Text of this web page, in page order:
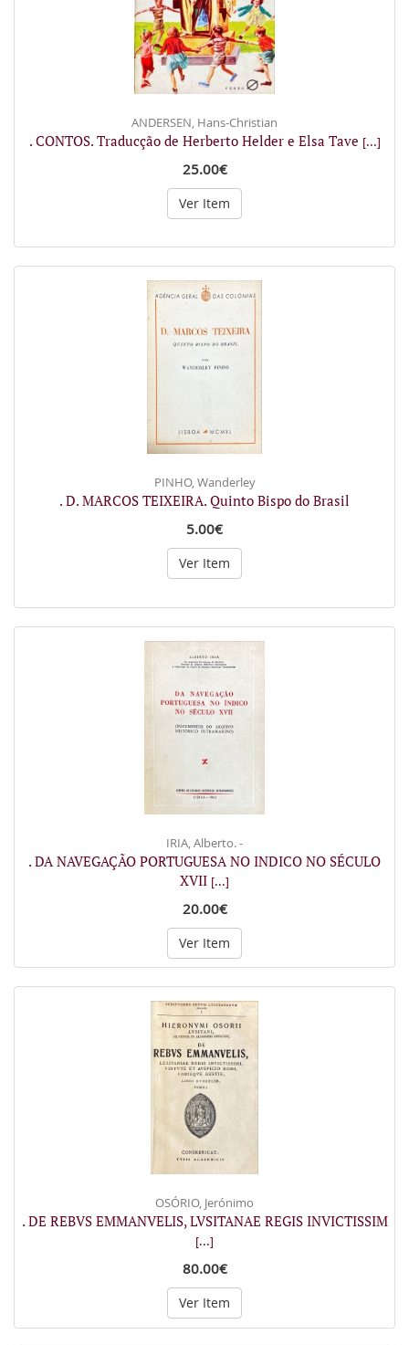
ANDERSEN, Hans-Christian
. CONTOS. Traducção de Herberto Helder e Elsa Tave [...]
25.00€
Ver Item
PINHO, Wanderley
. D. MARCOS TEIXEIRA. Quinto Bispo do Brasil
5.00€
Ver Item
IRIA, Alberto. -
. DA NAVEGAÇÃO PORTUGUESA NO INDICO NO SÉCULO
XVII [...]
20.00€
Ver Item
OSÓRIO, Jerónimo
. DE REBVS EMMANVELIS, LVSITANAE REGIS INVICTISSIM
[...]
80.00€
Ver Item